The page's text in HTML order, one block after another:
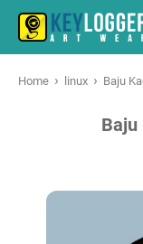
Home › linux › Baju
Baju